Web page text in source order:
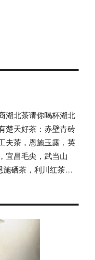
湖北茶请你喝杯湖北
楚天好茶：赤壁青砖
夫茶，恩施玉露，英
宜昌毛尖，武当山
施硒茶，利川红茶…